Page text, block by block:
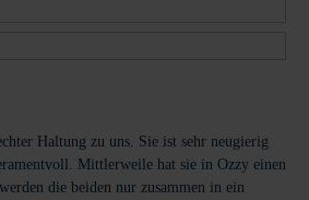
Haltung zu uns. Sie ist sehr neugierig
Mittlerweile hat sie in Ozzy einen
die beiden nur zusammen in ein